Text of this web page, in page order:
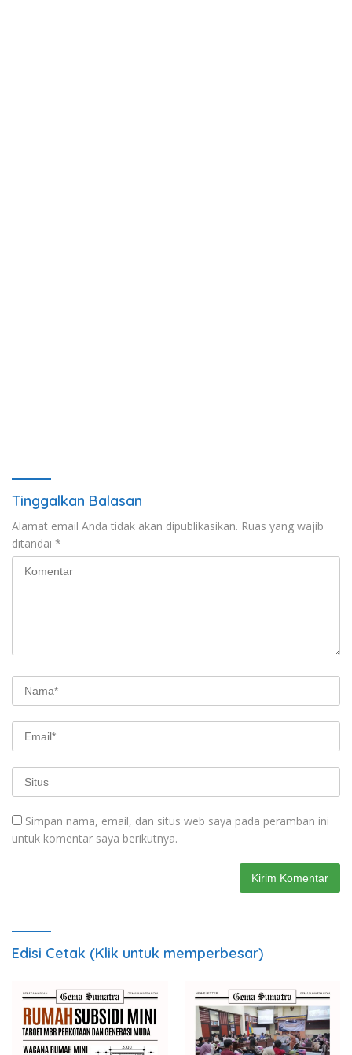
Tinggalkan Balasan
Alamat email Anda tidak akan dipublikasikan. Ruas yang wajib
ditandai *
Simpan nama, email, dan situs web saya pada peramban ini
untuk komentar saya berikutnya.
Edisi Cetak (Klik untuk memperbesar)